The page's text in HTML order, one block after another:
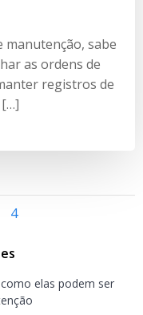
manutenção, sabe
as ordens de
registros de
[…]
Page
4
elas podem ser